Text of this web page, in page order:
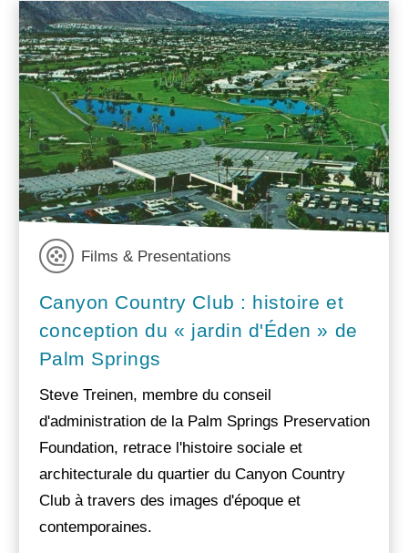
Films & Presentations
Canyon Country Club : histoire et
conception du « jardin d'Éden » de
Palm Springs
Steve Treinen, membre du conseil
d'administration de la Palm Springs Preservation
Foundation, retrace l'histoire sociale et
architecturale du quartier du Canyon Country
Club à travers des images d'époque et
contemporaines.